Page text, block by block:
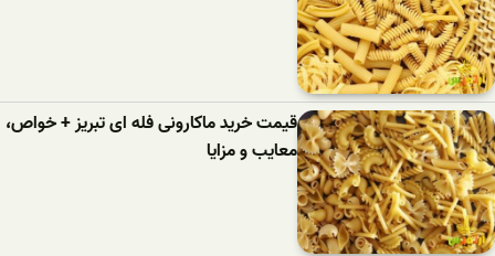
قیمت خرید ماکارونی فله ای تبریز + خواص،
معایب و مزایا